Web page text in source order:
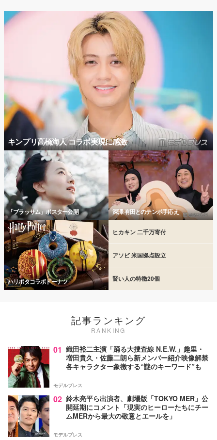
キンプリ高橋海人 コラボ実現に感激
「ブラッサム」ポスター公開 深澤 有田とのテンポ手応え
ハリポタコラボドーナツ
ヒカキン 二千万寄付
アソビ 米国拠点設立
賢い人の特徴20個
記事ランキング
RANKING
01 織田裕二主演「踊る大捜査線 N.E.W.」趣里・
増田貴久・佐藤二朗ら新メンバー紹介映像解禁
各キャラクター象徴する“謎のキーワード”も
モデルプレス
02 鈴木亮平ら出演者、劇場版「TOKYO MER」公
開延期にコメント「現実のヒーローたちにチー
ムMERから最大の敬意とエールを」
モデルプレス